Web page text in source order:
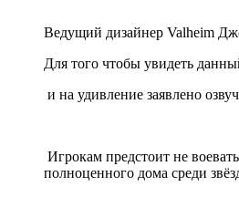
Ведущий дизайнер Valheim
Для того чтобы увидеть
и на удивление заявлено
Игрокам предстоит не
полноценного дома среди